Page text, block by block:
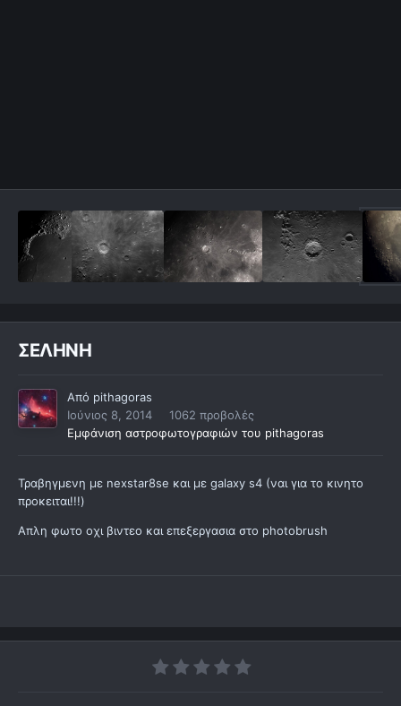
ΣΕΛΗΝΗ
Από pithagoras
Ιούνιος 8, 2014
1062 προβολές
Εμφάνιση αστροφωτογραφιών του pithagoras
Τραβηγμενη με nexstar8se και με galaxy s4 (ναι για το κινητο
προκειται!!!)
Απλη φωτο οχι βιντεο και επεξεργασια στο photobrush